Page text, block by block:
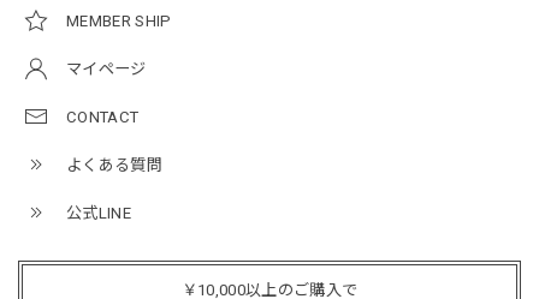
MEMBER SHIP
マイページ
CONTACT
よくある質問
公式LINE
￥10,000以上のご購入で
2025/12/24